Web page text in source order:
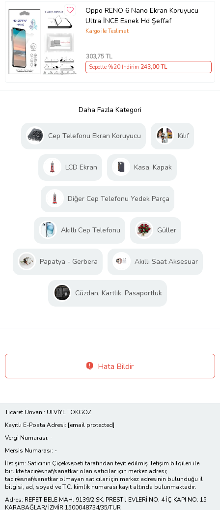
Oppo RENO 6 Nano Ekran Koruyucu
Ultra İNCE Esnek Hd Şeffaf
Kargo ile Teslimat
303,75 TL
Sepette %20 İndirim 243,00 TL
Daha Fazla Kategori
Cep Telefonu Ekran Koruyucu Kılıf
LCD Ekran Kasa, Kapak
Diğer Cep Telefonu Yedek Parça
Akıllı Cep Telefonu Güller
Papatya - Gerbera Akıllı Saat Aksesuar
Cüzdan, Kartlık, Pasaportluk
Hata Bildir
Ticaret Ünvanı: ULVİYE TOKGÖZ
Kayıtlı E-Posta Adresi: [email protected]
Vergi Numarası: -
Mersis Numarası: -
İletişim: Satıcının Çiçeksepeti tarafından teyit edilmiş iletişim bilgileri ile
birlikte tacir/esnaf/sanatkar olan satıcılar için merkez adresi;
tacir/esnaf/sanatkar olmayan satıcılar için merkez adresinin bulunduğu il
bilgisi, ad, soyad ve T.C. kimlik numarası kayıt altında bulunmaktadır.
Adres: REFET BELE MAH. 9139/2 SK. PRESTİJ EVLERİ NO: 4 İÇ KAPI NO: 15
KARABAĞLAR/ İZMİR 1500048734/35/TUR